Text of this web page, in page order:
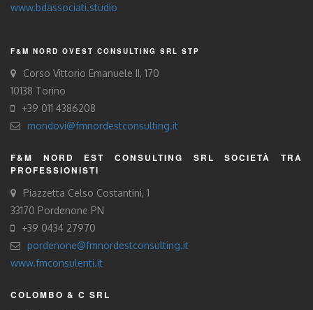
www.bdassociati.studio
F&M NORD OVEST CONSULTING SRL STP
Corso Vittorio Emanuele II, 170
10138 Torino
+39 011 4386208
mondovi@fmnordestconsulting.it
F&M NORD EST CONSULTING SRL SOCIETÀ TRA
PROFESSIONISTI
Piazzetta Celso Costantini, 1
33170 Pordenone PN
+39 0434 27970
pordenone@fmnordestconsulting.it
www.fmconsulenti.it
COLOMBO & C SRL